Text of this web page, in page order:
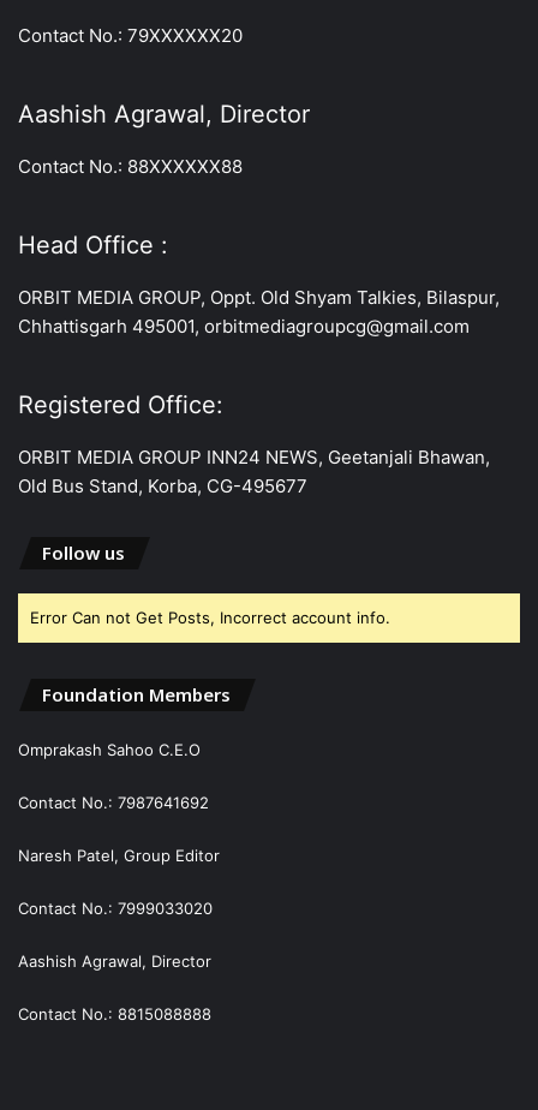
Contact No.: 79XXXXXX20
Aashish Agrawal, Director
Contact No.: 88XXXXXX88
Head Office :
ORBIT MEDIA GROUP, Oppt. Old Shyam Talkies, Bilaspur,
Chhattisgarh 495001, orbitmediagroupcg@gmail.com
Registered Office:
ORBIT MEDIA GROUP INN24 NEWS, Geetanjali Bhawan,
Old Bus Stand, Korba, CG-495677
Follow us
Error Can not Get Posts, Incorrect account info.
Foundation Members
Omprakash Sahoo C.E.O
Contact No.: 7987641692
Naresh Patel, Group Editor
Contact No.: 7999033020
Aashish Agrawal, Director
Contact No.: 8815088888